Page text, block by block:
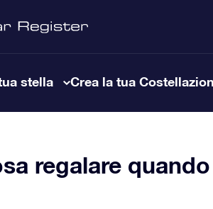
stella Crea la tua
regalare